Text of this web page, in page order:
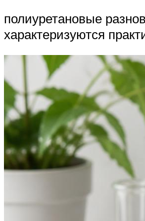
полиуретановые
характеризуются